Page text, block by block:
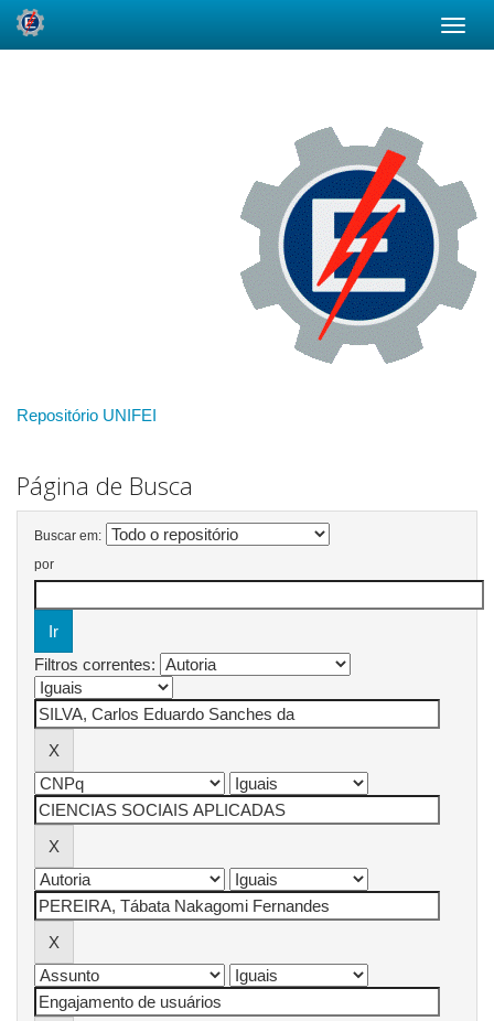
Repositório UNIFEI
Página de Busca
Buscar em:
por
Filtros correntes: